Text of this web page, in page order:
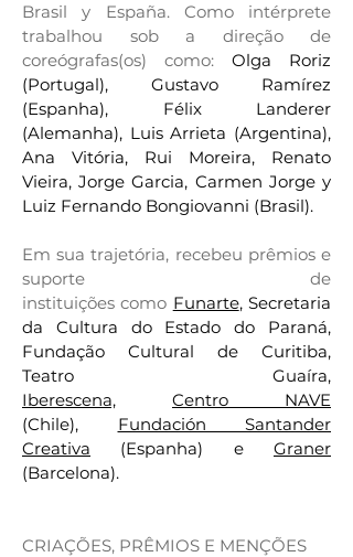
Brasil y España. Como intérprete
trabalhou sob a direção de
coreógrafas(os) como: Olga Roriz
(Portugal), Gustavo Ramírez
(Espanha), Félix Landerer
(Alemanha), Luis Arrieta (Argentina),
Ana Vitória, Rui Moreira, Renato
Vieira,Jorge Garcia, Carmen Jorge y
Luiz Fernando Bongiovanni (Brasil).
Em sua trajetória, recebeu prêmios e
suporte de
instituições como Funarte, Secretaria
da Cultura do Estado do Paraná,
Fundação Cultural de Curitiba,
Teatro Guaíra,
Iberescena,
Centro NAVE
(Chile), Fundación Santander
Creativa (Espanha) e Graner
(Barcelona).
CRIAÇÕES, PRÊMIOS E MENÇÕES